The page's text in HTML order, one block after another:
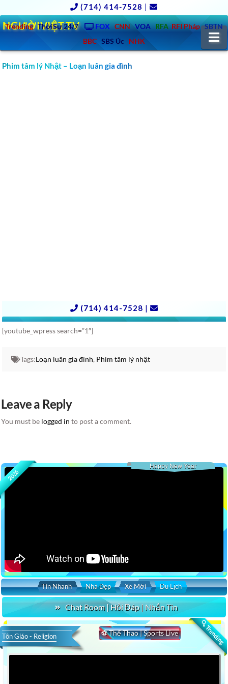
(714) 414-7528 |
Trending ThờiSự 24/7 FOX CNN VOA RFA RFI Pháp SBTN
BBC SBS Úc NHK
NGƯỜIVIỆT.TV
Phim tâm lý Nhật – Loạn luân gia đình
[youtube_wpress search=”1″]
Tags:Loạn luân gia đình, Phim tâm lý nhật
Leave a Reply
You must be logged in to post a comment.
2026
Happy New Year
Tin Nhanh Nhà Đẹp Xe Mới Du Lịch
Chat Room | Hỏi Đáp | Nhắn Tin
🔍 Trending
⚽ Thể Thao | Sports Live
Tôn Giáo - Religion